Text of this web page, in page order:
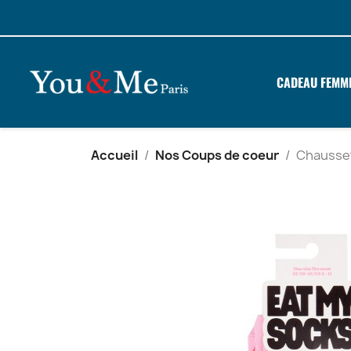
CADEAU
Accueil Nos Coups de coeur